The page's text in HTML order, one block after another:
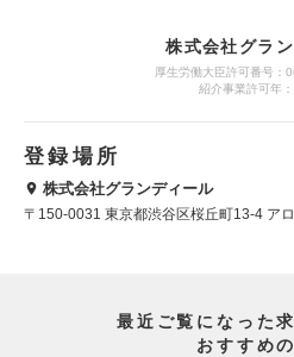
株式会社グラ
厚生労働大臣許可番号：
紹介事業許可年
登録場所
株式会社グランディール
〒150-0031 東京都渋谷区桜丘町13-4 ア
最近ご覧になった
おすすめ